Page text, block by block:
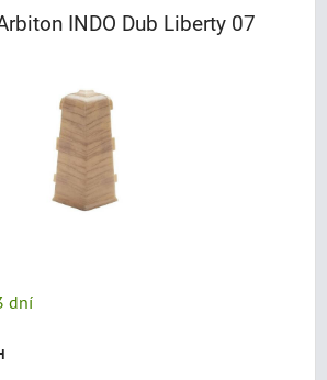
INDO Dub Liberty 07
dní